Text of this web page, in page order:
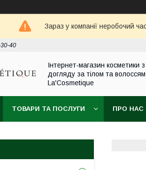
Зараз у компанії неробочий
40
Інтернет-магазин косметики з
догляду за тілом та волоссям
La'Cosmetique
ТОВАРИ ТА ПОСЛУГИ ПРО НАС